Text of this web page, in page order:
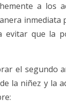
a
que la
el segundo
la niñez y la